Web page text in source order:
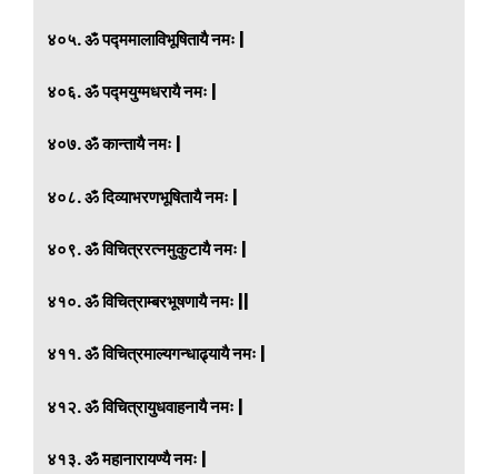
४०५. ॐ पद्ममालाविभूषितायै नमः |
४०६. ॐ पद्मयुग्मधरायै नमः |
४०७. ॐ कान्तायै नमः |
४०८. ॐ दिव्याभरणभूषितायै नमः |
४०९. ॐ विचित्ररत्नमुकुटायै नमः |
४१०. ॐ विचित्राम्बरभूषणायै नमः ||
४११. ॐ विचित्रमाल्यगन्धाढ्यायै नमः |
४१२. ॐ विचित्रायुधवाहनायै नमः |
४१३. ॐ महानारायण्यै नमः |